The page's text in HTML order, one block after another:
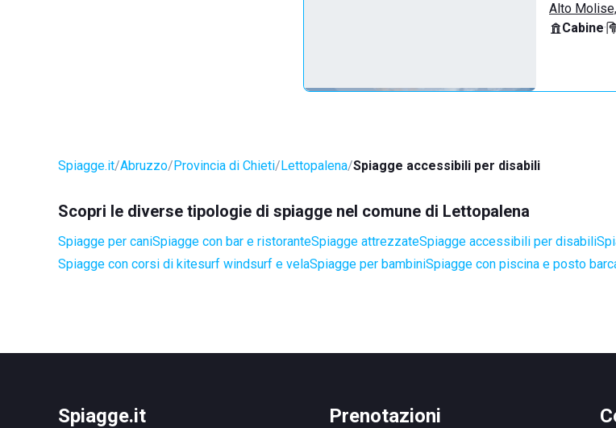
Alto
Cabine·
Spiagge.it Abruzzo Provincia di Chieti Lettopalena Spiagge accessibili per disabili
Scopri le diverse tipologie di spiagge nel comune di Lettopalena
Spiagge per caniSpiagge con bar e ristoranteSpiagge attrezzateSpiagge accessibili per disabili
Spiagge con corsi di kitesurf windsurf e velaSpiagge per bambiniSpiagge con piscina e posto
Spiagge.it Prenotazioni